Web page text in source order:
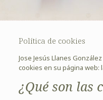
Política de cookies
Jose Jesús Llanes
cookies en su página web:
¿Qué son las